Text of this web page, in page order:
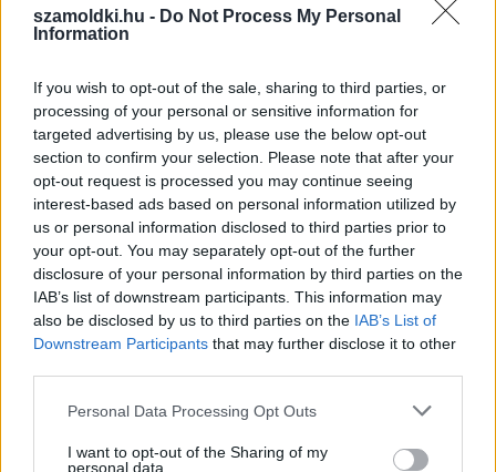
szamoldki.hu - Do Not Process My Personal
Information
If you wish to opt-out of the sale, sharing to third parties, or
processing of your personal or sensitive information for
targeted advertising by us, please use the below opt-out
section to confirm your selection. Please note that after your
opt-out request is processed you may continue seeing
interest-based ads based on personal information utilized by
us or personal information disclosed to third parties prior to
your opt-out. You may separately opt-out of the further
disclosure of your personal information by third parties on the
IAB’s list of downstream participants. This information may
also be disclosed by us to third parties on the IAB’s List of
Downstream Participants that may further disclose it to other
Please note that this website/app uses one or more Google
not limited to your visit or usage behaviour. You may click to
Personal Data Processing Opt Outs
I want to opt-out of the Sharing of my
personal data.
2026.08.07. 14:54
7 módszer, ahogy a háztartások csökkenteni tudják a
villamos energia fogyasztásukat